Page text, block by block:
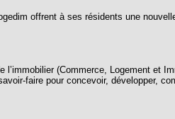
offrent à ses résidents une
(Commerce, Logement et
faire pour concevoir, développer,